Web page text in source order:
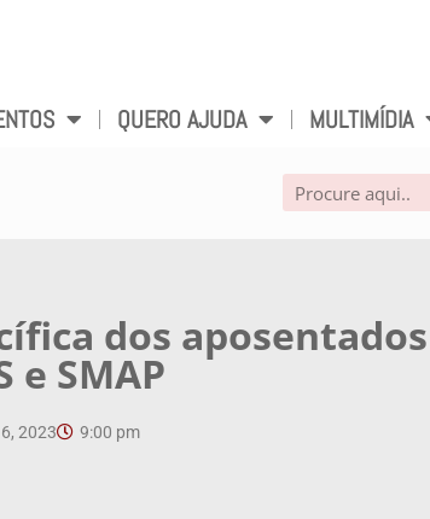
QUERO AJUDA MULTIMÍDIA
dos aposentados
e SMAP
2023 9:00 pm